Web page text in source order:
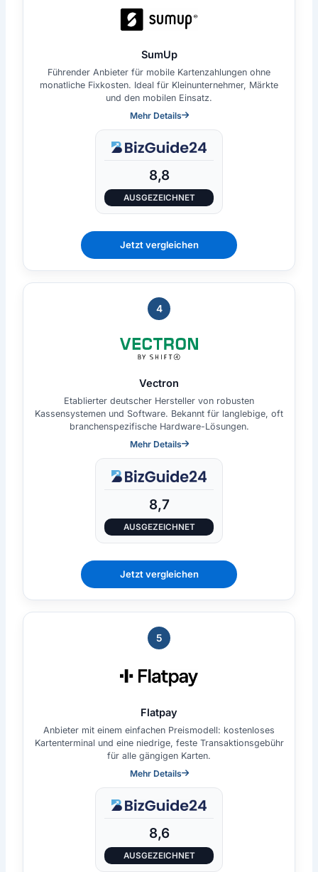
SumUp
Führender Anbieter für mobile Kartenzahlungen ohne
monatliche Fixkosten. Ideal für Kleinunternehmer, Märkte
und den mobilen Einsatz.
Mehr Details
8,8
AUSGEZEICHNET
Jetzt vergleichen
4
Vectron
Etablierter deutscher Hersteller von robusten
Kassensystemen und Software. Bekannt für langlebige, oft
branchenspezifische Hardware-Lösungen.
Mehr Details
8,7
AUSGEZEICHNET
Jetzt vergleichen
5
Flatpay
Anbieter mit einem einfachen Preismodell: kostenloses
Kartenterminal und eine niedrige, feste Transaktionsgebühr
für alle gängigen Karten.
Mehr Details
8,6
AUSGEZEICHNET